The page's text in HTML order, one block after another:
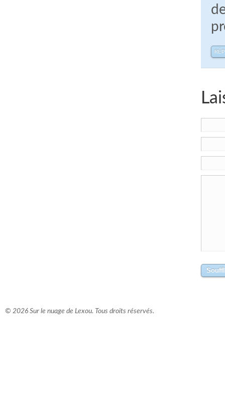
© 2026 Sur le nuage de Lexou. Tous droits réservés.